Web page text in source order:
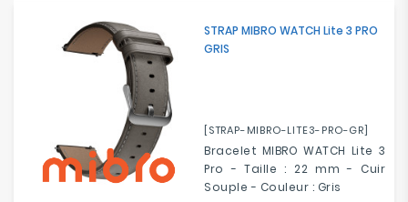
STRAP MIBRO WATCH Lite 3 PRO
GRIS
[STRAP-MIBRO-LITE3-PRO-GR]
Bracelet MIBRO WATCH Lite 3
Pro - Taille : 22 mm - Cuir
Souple - Couleur : Gris